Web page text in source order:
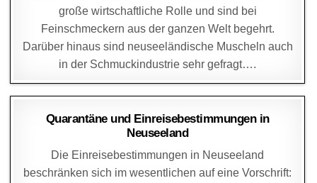
große wirtschaftliche Rolle und sind bei
Feinschmeckern aus der ganzen Welt begehrt.
Darüber hinaus sind neuseeländische Muscheln auch
in der Schmuckindustrie sehr gefragt….
DAGMAR 30. OKTOBER 2004
Quarantäne und Einreisebestimmungen in
Neuseeland
Die Einreisebestimmungen in Neuseeland
beschränken sich im wesentlichen auf eine Vorschrift: